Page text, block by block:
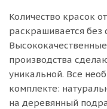
Количество красок
раскрашивается без
производства
уникальной. Все
комплекте:
на деревянный